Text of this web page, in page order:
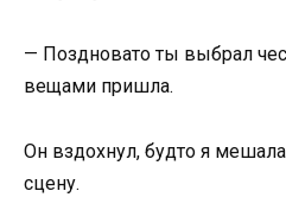
— Поздновато ты выбрал
вещами пришла.
Он вздохнул, будто я
сцену.